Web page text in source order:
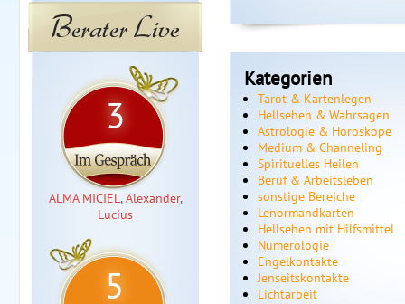
Berater Live
3
ALMA MICIEL,Alexander,
Lucius
5
Kategorien
Tarot & Kartenlegen
Hellsehen & Wahrsagen
Astrologie & Horoskope
Medium & Channeling
Spirituelles Heilen
Beruf & Arbeitsleben
sonstige Bereiche
Lenormandkarten
Hellsehen mit Hilfsmittel
Numerologie
Engelkontakte
Jenseitskontakte
Lichtarbeit